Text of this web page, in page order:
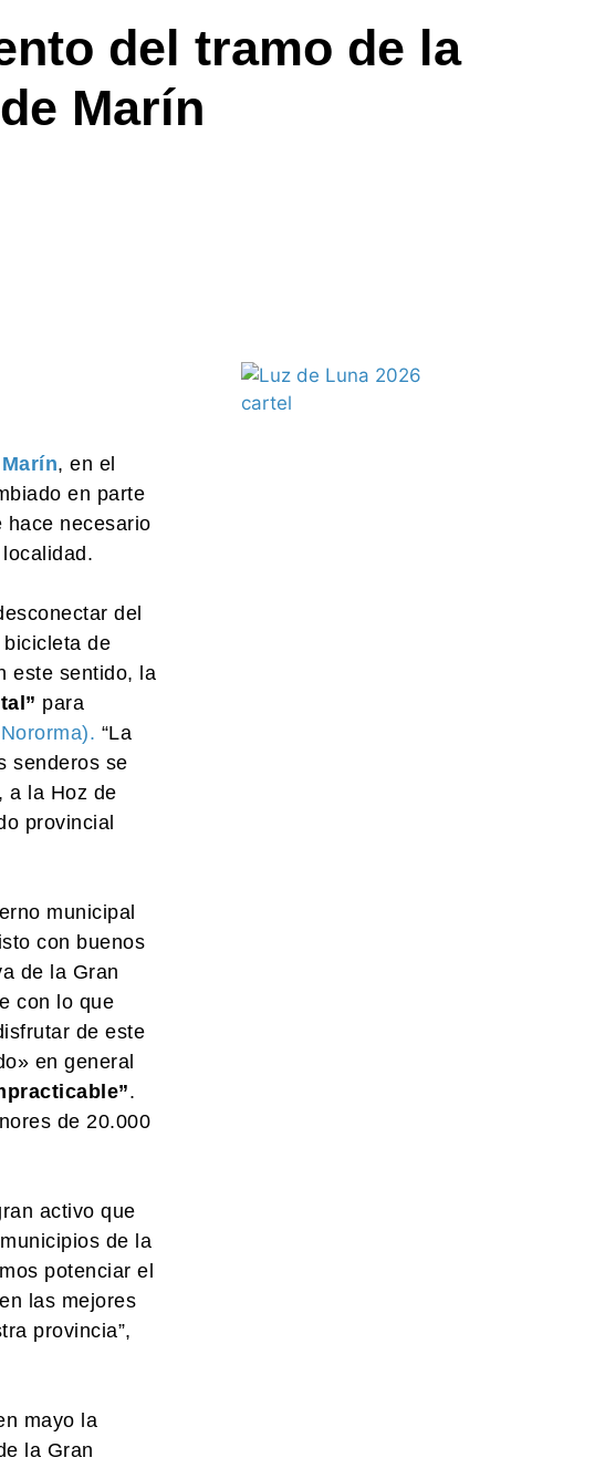
del tramo de la
Marín
, en el
en parte
hace necesario
del
de
este sentido, la
para
“La
senderos se
a la Hoz de
provincial
municipal
con buenos
de la Gran
con lo que
de este
en general
.
de 20.000
activo que
de la
potenciar el
las mejores
provincia”,
mayo la
la Gran